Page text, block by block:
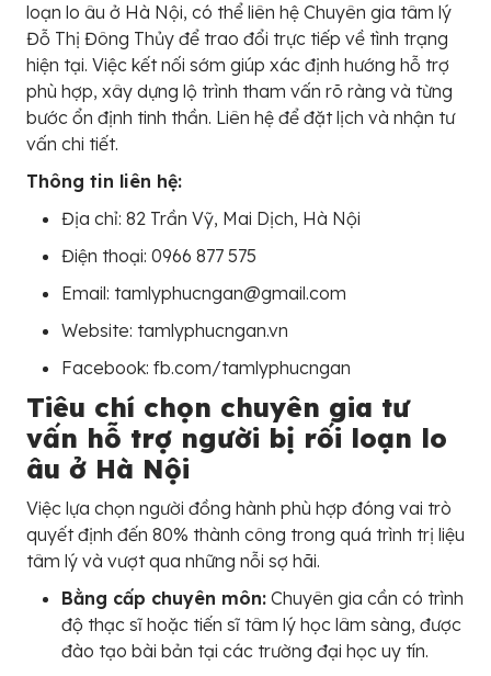
loạn lo âu ở Hà Nội, có thể liên hệ Chuyên gia tâm lý
Đỗ Thị Đông Thủy để trao đổi trực tiếp về tình trạng
hiện tại. Việc kết nối sớm giúp xác định hướng hỗ trợ
phù hợp, xây dựng lộ trình tham vấn rõ ràng và từng
bước ổn định tinh thần. Liên hệ để đặt lịch và nhận tư
vấn chi tiết.
Thông tin liên hệ:
Địa chỉ: 82 Trần Vỹ, Mai Dịch, Hà Nội
Điện thoại: 0966 877 575
Email: tamlyphucngan@gmail.com
Website: tamlyphucngan.vn
Facebook: fb.com/tamlyphucngan
Tiêu chí chọn chuyên gia tư
vấn hỗ trợ người bị rối loạn lo
âu ở Hà Nội
Việc lựa chọn người đồng hành phù hợp đóng vai trò
quyết định đến 80% thành công trong quá trình trị liệu
tâm lý và vượt qua những nỗi sợ hãi.
Bằng cấp chuyên môn: Chuyên gia cần có trình
độ thạc sĩ hoặc tiến sĩ tâm lý học lâm sàng, được
đào tạo bài bản tại các trường đại học uy tín.